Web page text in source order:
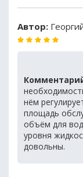
Автор:
нём
площадь
объём для
уровня
довольны.